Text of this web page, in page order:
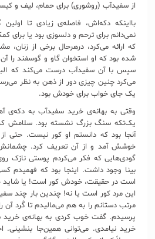
از سفیدآب (روشوری) برای حمام، لیف و
بااینکه دکه‌اش، فاصله‌ی زیادی تا
نمی‌دانم برای ترحم و دلسوزی بود یا برای
که ارائه می‌کرد، درهرحال برخی از زنان،
شده بود که او استخوان گاو و گوسفند را
سپس با آن سفیدآب درست می‌کند که
می‌کرد چنین چیزی دور از ذهن به نظر
یک جای خواب برای خودش بود.
وقتی به بهانه‌ی خرید سفیدآب به دکه‌ی
یک‌تکه سنگ بزرگ نشسته بود. سلامش
آنجا بود که دانستم او کور نیست. حتی
خوشش آمد و از آن تعریف کرد.
گودی‌هایی که فکر می‌کردم پوستی نازک
بینا وجود داشت. اینجا بود که فهمیدم
است در حقیقت، خودش کور است! یا شاید
این مرد کور است یا نه! چندین بار چند
مرتب دستانم را به هم می‌مالیدم تا گَرد
پرسیدم. گفت خوب کردی به بهانه‌ی
خرید نیامدی. می‌توانی همین‌جا بنشینی.